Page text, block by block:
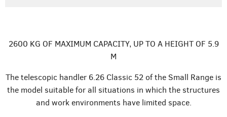
2600 KG OF MAXIMUM CAPACITY, UP TO A HEIGHT OF 5.9
M
The telescopic handler 6.26 Classic 52 of the Small Range is
the model suitable for all situations in which the structures
and work environments have limited space.